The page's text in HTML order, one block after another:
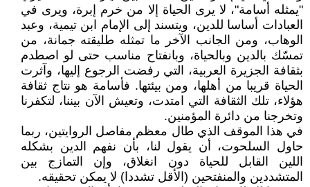
"يمثله أسامة"، لا يرى الحياة إلا من خرم إبرة، ويرى في
العبادات أساسا للدين، ويتسند إلى الإمام ابن تيمية، وعبد
الوهاب، ومن الجانب الآخر ما تمثله طليقته جمانة، من
تمسّك بالدين وبالحياة، وبانفتاح مناسب حتى لو اصطدم
بثقافة الجزيرة العربية، التي رفضت الرجوع إليها، وآثرت
الحياة قريبا من أهلها، ومن بيئتها. فأسامة هو نتاج ثقافة
هؤلاء، تلك الثقافة التي امتدت، وتعيش الآن بيننا، لتكفرنا
وتخرجنا من دائرة المؤمنين.
في هذا الموقف الذي طال معظم مفاصل الروايتين، ربما
حاول السلحوت، أن يقول لنا، بأن نفهم الدين بشكله
اللين القابل للحياة دون انغلاق، وإن التمازج بين
المتشددين والمنفتحين (الأقل تشددا) لا يمكن تحقيقه.